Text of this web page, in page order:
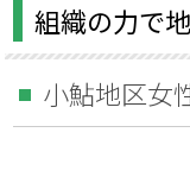
組織の力で
小鮎地区女